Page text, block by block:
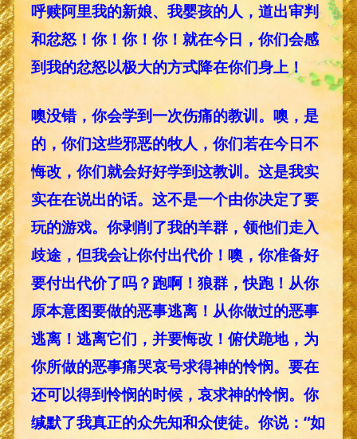
呼赎阿里我的新娘、我婴孩的人，道出审判
和忿怒！你！你！你！就在今日，你们会感
到我的忿怒以极大的方式降在你们身上！
噢没错，你会学到一次伤痛的教训。噢，是
的，你们这些邪恶的牧人，你们若在今日不
悔改，你们就会好好学到这教训。这是我实
实在在说出的话。这不是一个由你决定了要
玩的游戏。你剥削了我的羊群，领他们走入
歧途，但我会让你付出代价！噢，你准备好
要付出代价了吗？跑啊！狼群，快跑！从你
原本意图要做的恶事逃离！从你做过的恶事
逃离！逃离它们，并要悔改！俯伏跪地，为
你所做的恶事痛哭哀号求得神的怜悯。要在
还可以得到怜悯的时候，哀求神的怜悯。你
缄默了我真正的众先知和众使徒。你说：“如